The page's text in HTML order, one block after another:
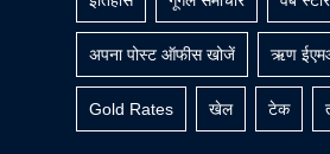
अपना पोस्ट ऑफीस खोजें ऋण
Gold Rates खेल टेक